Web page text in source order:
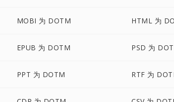
MOBI 为 DOTM HTML 为
EPUB 为 DOTM PSD 为
PPT 为 DOTM RTF 为